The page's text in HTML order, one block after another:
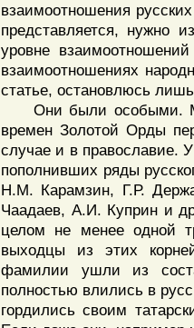
взаимоотношения
представляется, нужно
уровне
взаимоотношениях
статье, остановлюсь
Они были особыми.
времен Золотой Орды
случае и в православие.
пополнивших ряды
Н.М. Карамзин, Г.Р.
Чаадаев, А.И. Куприн и
целом не менее одной
выходцы из этих
фамилии ушли из
полностью влились в
гордились своим